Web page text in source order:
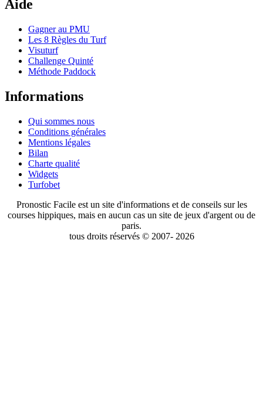
Aide
Gagner au PMU
Les 8 Règles du Turf
Visuturf
Challenge Quinté
Méthode Paddock
Informations
Qui sommes nous
Conditions générales
Mentions légales
Bilan
Charte qualité
Widgets
Turfobet
Pronostic Facile est un site d'informations et de conseils sur les
courses hippiques, mais en aucun cas un site de jeux d'argent ou de
paris.
tous droits réservés © 2007- 2026